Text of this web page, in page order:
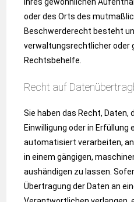
oder des Orts des
Beschwerderecht besteht
verwaltungsrechtlicher oder
Rechtsbehelfe.
Recht auf
Sie haben das Recht, Daten,
Einwilligung oder in Erfüllung
automatisiert verarbeiten,
in einem gängigen,
aushändigen zu lassen.
Übertragung der Daten an